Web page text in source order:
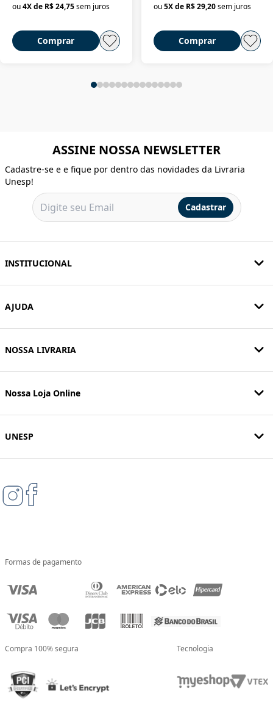
ou4X de R$ 24,75sem juros
Comprar
ou 5X de R$ 29,20 sem juros
Comprar
ASSINE NOSSA NEWSLETTER
Cadastre-se e e fique por dentro das novidades da Livraria
Unesp!
Cadastrar
INSTITUCIONAL
AJUDA
NOSSA LIVRARIA
Nossa Loja Online
UNESP
Formas de pagamento
Compra 100% segura Tecnologia